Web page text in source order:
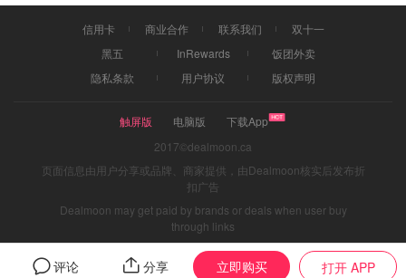
评论 分享 立即购买 打开 APP
信用卡 商业合作 联系我们
双十一
黑五
InRewards
饭团外卖
隐私条款
用户协议 版权声明
触屏版 电脑版
下载App
2017©dealmoon.ca
页面信息由用户分享或品牌、商家提供，由Dealmoon核实后发布折
扣广告
Dealmoon may get paid by brands or deals when user buy
through links